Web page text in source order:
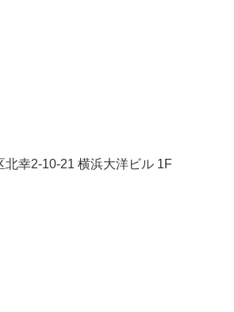
北幸2-10-21 横浜大洋ビル 1F